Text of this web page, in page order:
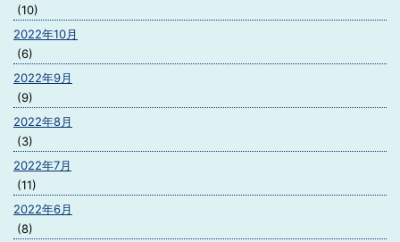
(10)
2022年10月
(6)
2022年9月
(9)
2022年8月
(3)
2022年7月
(11)
2022年6月
(8)